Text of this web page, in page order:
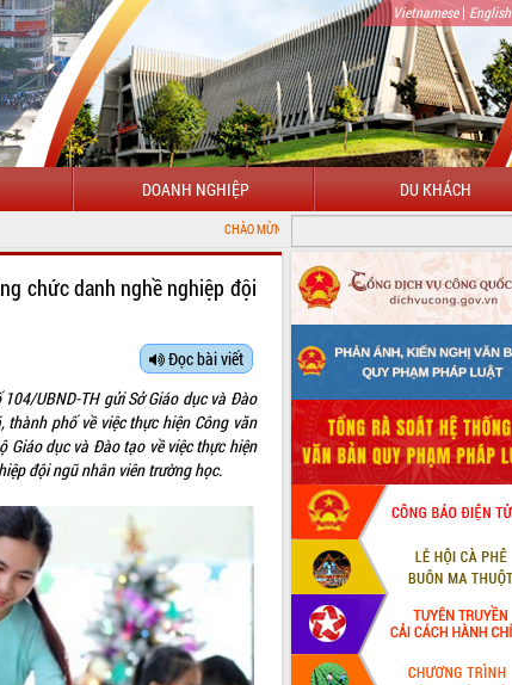
Vietnamese| English
DOANH NGHIỆP DU KHÁCH
CHÀO MỪNG ĐẾN VỚI CỔNG THÔNG TIN ĐIỆN TỬ TỈNH ĐẮK LẮK
chức danh nghề nghiệp đội
Đọc bài viết
UBND-TH gửi Sở Giáo dục và Đào
thành phố về việc thực hiện Công văn
Giáo dục và Đào tạo về việc thực hiện
đội ngũ nhân viên trường học.